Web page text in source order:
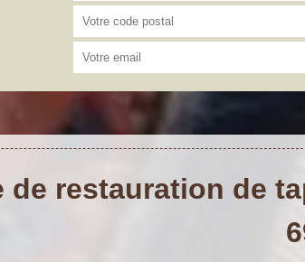
de restauration de